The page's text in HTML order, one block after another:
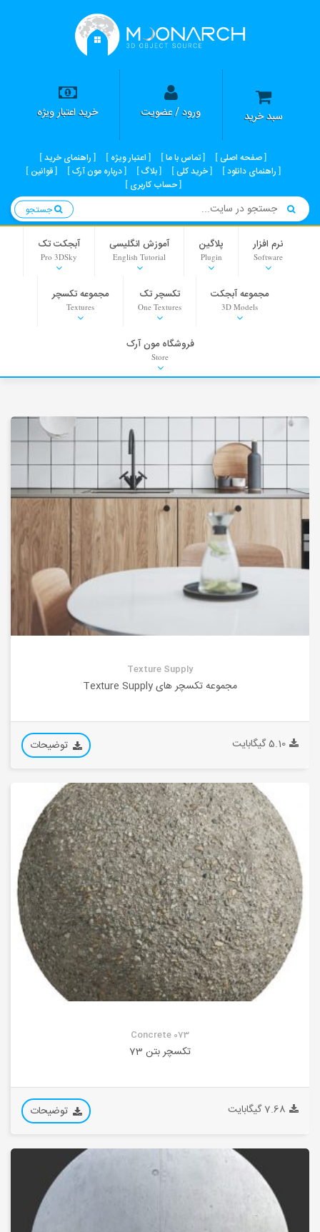
سبد خرید ورود / عضویت خرید اعتبار ویژه
صفحه اصلی تماس با ما اعتبار ویژه
راهنمای خرید
راهنمای دانلود
خرید کلی بلاگ درباره مون آرک
قوانین
حساب کاربری
نرم افزار
Software
پلاگین
Plugin
آموزش انگلیسی
English Tutorial
آبجکت تک
Pro 3DSky
مجموعه آبجکت
3D Models
تکسچر تک
One Textures
مجموعه تکسچر
Textures
PNG-PSD
Background
Stock Images
فروشگاه مون آرک
Store
Texture Supply
مجموعه تکسچر های Texture Supply
5.10 گیگابایت توضیحات
Concrete 073
تکسچر بتن 73
7.68 گیگابایت توضیحات